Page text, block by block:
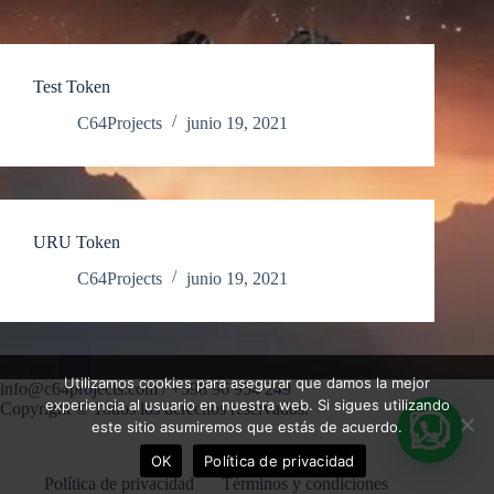
Test Token
C64Projects
junio 19, 2021
URU Token
C64Projects
junio 19, 2021
info@c64projects.com/+598 96 954 249
Copyright © Todos los derechos reservados.
Política de privacidad Términos y condiciones
Utilizamos cookies para asegurar que damos la mejor
experiencia al usuario en nuestra web. Si sigues utilizando
este sitio asumiremos que estás de acuerdo.
OK
Política de privacidad